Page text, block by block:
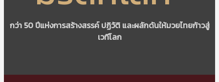
กว่า 50 ปีแห่งการสร้างสรรค์ ปฏิวัติ และผลักดันให้มวยไทยก้าวสู่
เวทีโลก